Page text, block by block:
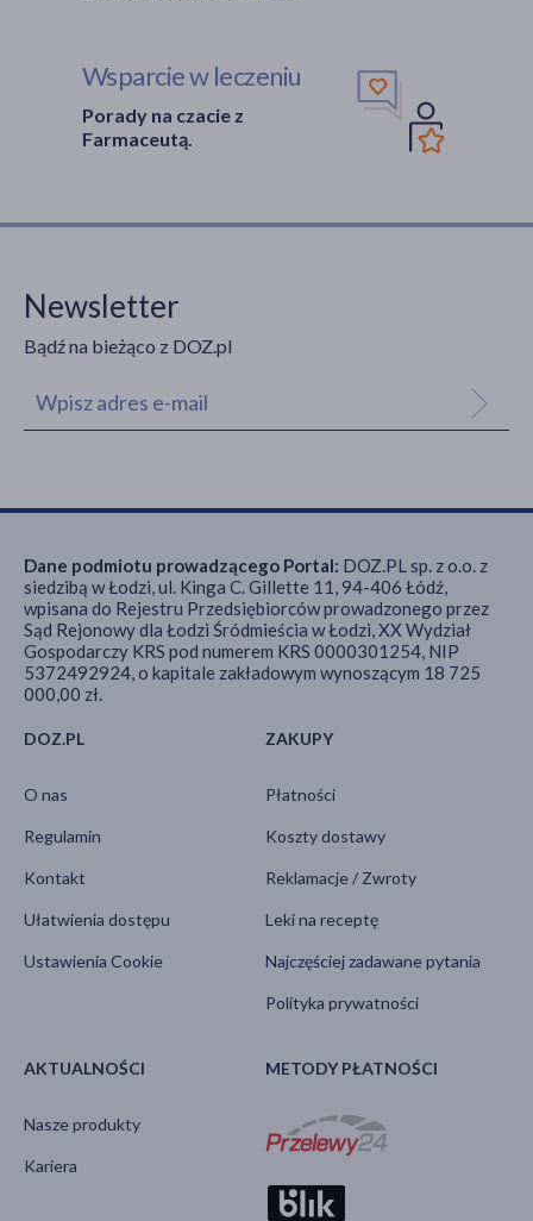
Wsparcie w leczeniu
Porady na czacie z
Farmaceutą.
Newsletter
Bądź na bieżąco z DOZ.pl
DOZ.PL
O nas
Regulamin
Kontakt
Ułatwienia dostępu
Ustawienia Cookie
ZAKUPY
Płatności
Koszty dostawy
Reklamacje / Zwroty
Leki na receptę
Najczęściej zadawane pytania
Polityka prywatności
AKTUALNOŚCI
Nasze produkty
Kariera
METODY PŁATNOŚCI
Dane podmiotu prowadzącego Portal: DOZ.PL sp. z o.o. z
siedzibą w Łodzi, ul. Kinga C. Gillette 11, 94-406 Łódź,
wpisana do Rejestru Przedsiębiorców prowadzonego przez
Sąd Rejonowy dla Łodzi Śródmieścia w Łodzi, XX Wydział
Gospodarczy KRS pod numerem KRS 0000301254, NIP
5372492924, o kapitale zakładowym wynoszącym 18 725
000,00 zł.